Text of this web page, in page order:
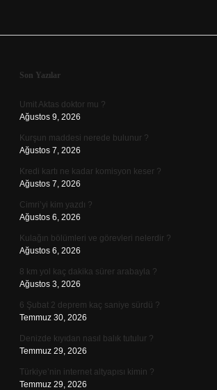
Sidebar
Son Yazılar
Umit Aktas doktor mu ?
Ağustos 9, 2026
Kurşun maddesi nerede bulunur ?
Ağustos 7, 2026
Kredi kartı ne kadar komisyon keser ?
Ağustos 7, 2026
Cimri’yi kim yazdı ?
Ağustos 6, 2026
Kulağın bölümleri ve görevleri nelerdir ?
Ağustos 6, 2026
8 km yol kaç dakika sürer arabayla ?
Ağustos 3, 2026
6 Şubat 2 deprem kaç saniye sürdü ?
Temmuz 30, 2026
Denizde kıyıdan nasıl balık tutulur ?
Temmuz 29, 2026
Türkiye’nin internet altyapısı kimin ?
Temmuz 29, 2026